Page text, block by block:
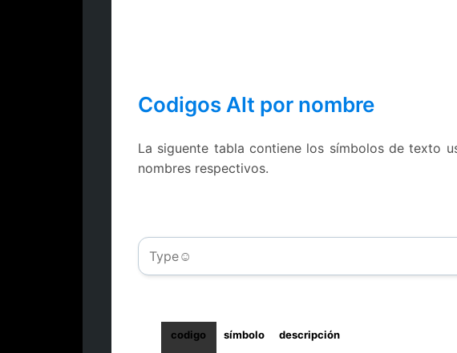
Codigos Alt por nombre
La siguente tabla contiene los símbolos de texto
nombres respectivos.
codigo símbolo descripción